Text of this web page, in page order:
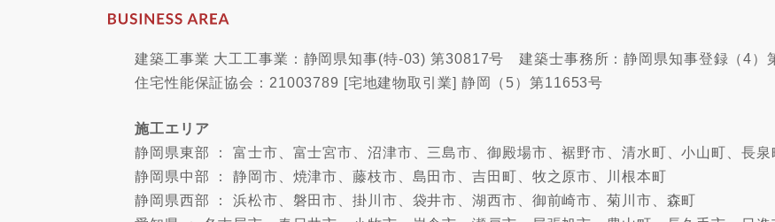
建築工事業 大工工事業：静岡県知事(特-03) 第30817号 建築士事務所：静岡県知事登録（4）
住宅性能保証協会：21003789 [宅地建物取引業] 静岡（5）第11653号
施工エリア
静岡県東部 ： 富士市、富士宮市、沼津市、三島市、御殿場市、裾野市、清水町、小山町、長
静岡県中部 ： 静岡市、焼津市、藤枝市、島田市、吉田町、牧之原市、川根本町
静岡県西部 ： 浜松市、磐田市、掛川市、袋井市、湖西市、御前崎市、菊川市、森町